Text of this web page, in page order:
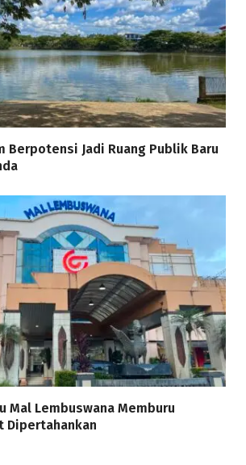
Berpotensi Jadi Ruang Publik Baru
Mal Lembuswana Memburu
Dipertahankan